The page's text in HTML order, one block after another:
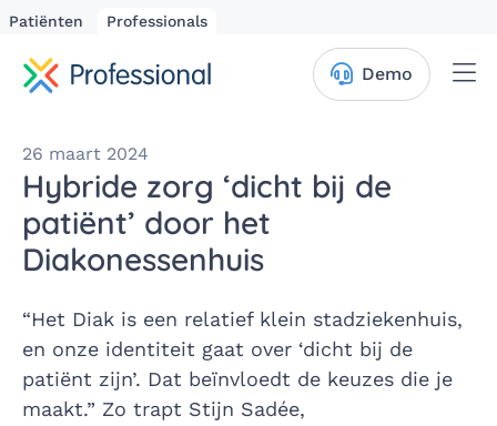
Patiënten Professionals
Demo
26 maart 2024
Hybride zorg ‘dicht bij de
patiënt’ door het
Diakonessenhuis
“Het Diak is een relatief klein stadziekenhuis,
en onze identiteit gaat over ‘dicht bij de
patiënt zijn’. Dat beïnvloedt de keuzes die je
maakt.” Zo trapt Stijn Sadée,